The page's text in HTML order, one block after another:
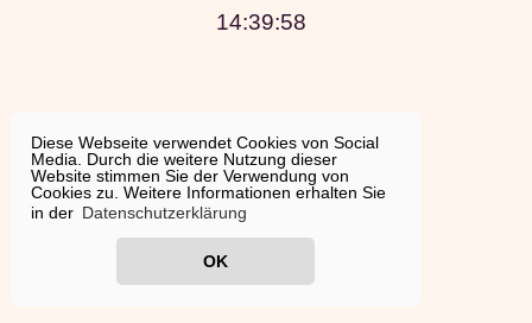
Diese Webseite verwendet Cookies von Social
Media. Durch die weitere Nutzung dieser
Website stimmen Sie der Verwendung von
Cookies zu. Weitere Informationen erhalten Sie
in der Datenschutzerklärung
OK
14:39:58